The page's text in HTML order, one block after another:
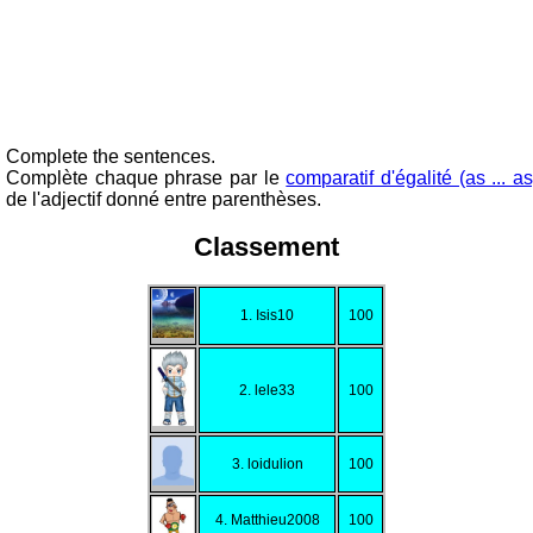
Complete the sentences.
Complète chaque phrase par lecomparatif d'égalité (as ...
de l'adjectif donné entre parenthèses.
Classement
1. Isis10 100
2. lele33 100
3. loidulion 100
4. Matthieu2008 100